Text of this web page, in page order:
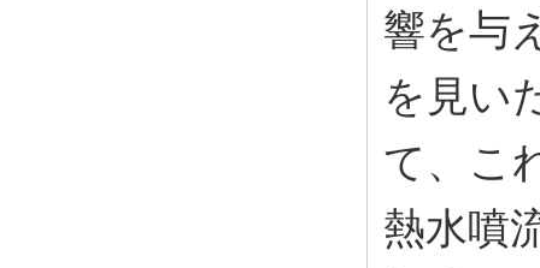
響を与
を見い
て、こ
熱水噴